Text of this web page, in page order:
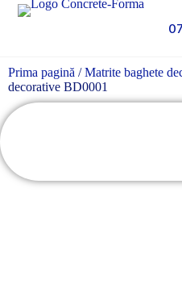
Prima pagină /Matrite baghete
decorative BD0001